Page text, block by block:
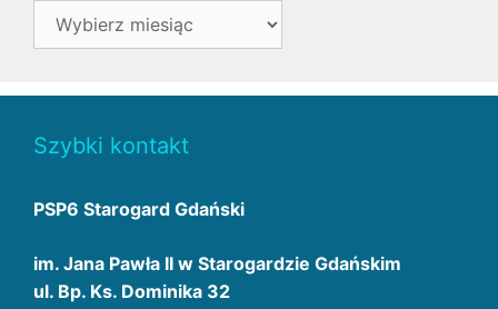
Archiwa
Szybki kontakt
PSP6 Starogard Gdański
im. Jana Pawła II w Starogardzie Gdańskim
ul. Bp. Ks. Dominika 32